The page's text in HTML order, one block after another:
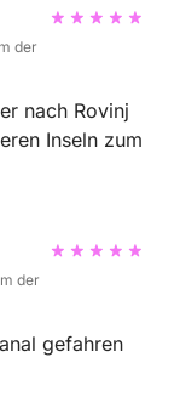
der
nach Rovinj
Inseln zum
der
gefahren